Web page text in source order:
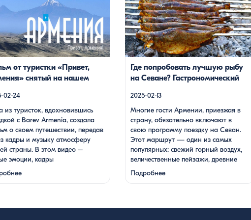
о своем путешествии, передав
кадры и музыку атмосферу нашей
В этом видео – живые эмоции,
красоты
захватывающие виды гор и
тепло и душевность местных
под завораживающие
дудука Дживана Гаспаряна
настоящим погружением […]
от туристки «Привет,
снятый на нашем
02-24
из туристок, вдохновившись
с Barev Armenia, создала
о своем путешествии, передав
кадры и музыку атмосферу
страны. В этом видео –
эмоции, кадры
красоты
захватывающие виды
блюд. Путешествие под
программу поездку на Севан. Этот
маршрут — один из самых популярных:
свежий горный воздух, величественные
пейзажи, древние храмы и, конечно же,
местная кухня. На Севане можно
посетить Севанаванк — знаменитый
полуострове, а также Айраванк, который
менее известен, но не менее […]
Где попробовать лучшую рыбу
на Севане? Гастрономический
2025-02-13
Многие гости Армении, приезжая в
страну, обязательно включают в
свою программу поездку на Севан.
Этот маршрут — один из самых
популярных: свежий горный воздух,
величественные пейзажи, древние
храмы и, конечно же, местная кухня.
На Севане можно посетить
на полуострове, а также Айраванк,
Подробнее